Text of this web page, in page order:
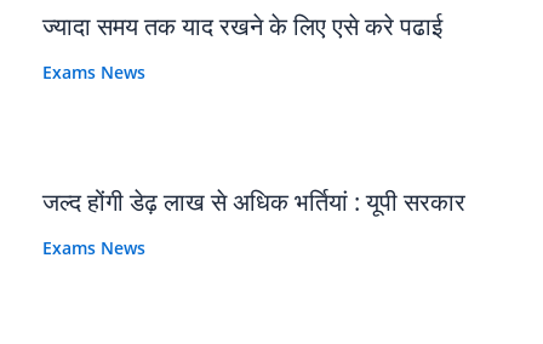
ज्यादा समय तक याद रखने के लिए एसे करे पढाई
Exams News
जल्द होंगी डेढ़ लाख से अधिक भर्तियां : यूपी सरकार
Exams News